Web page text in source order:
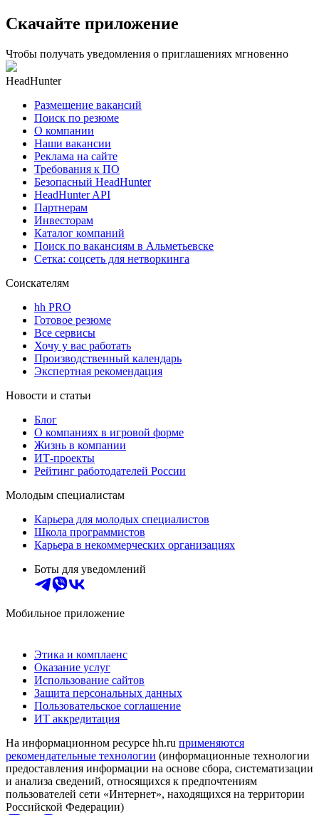
Скачайте приложение
Чтобы получать уведомления о приглашениях мгновенно
HeadHunter
Размещение вакансий
Поиск по резюме
О компании
Наши вакансии
Реклама на сайте
Требования к ПО
Безопасный HeadHunter
HeadHunter API
Партнерам
Инвесторам
Каталог компаний
Поиск по вакансиям в Альметьевске
Сетка: соцсеть для нетворкинга
Соискателям
hh PRO
Готовое резюме
Все сервисы
Хочу у вас работать
Производственный календарь
Экспертная рекомендация
Новости и статьи
Блог
О компаниях в игровой форме
Жизнь в компании
ИТ-проекты
Рейтинг работодателей России
Молодым специалистам
Карьера для молодых специалистов
Школа программистов
Карьера в некоммерческих организациях
Боты для уведомлений
Мобильное приложение
Этика и комплаенс
Оказание услуг
Использование сайтов
Защита персональных данных
Пользовательское соглашение
ИТ аккредитация
На информационном ресурсе hh.ru применяются
рекомендательные технологии (информационные технологии
предоставления информации на основе сбора, систематизации
и анализа сведений, относящихся к предпочтениям
пользователей сети «Интернет», находящихся на территории
Российской Федерации)